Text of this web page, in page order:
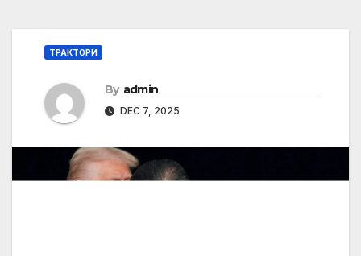
ТРАКТОРИ
By admin
DEC 7, 2025